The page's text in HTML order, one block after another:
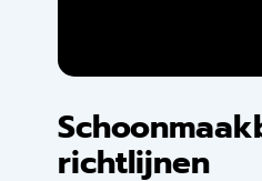
richtlijnen